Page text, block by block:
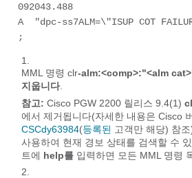
092043.488
A  "dpc-ss7ALM=\"ISUP COT
;
MML 명령 clr-alm:<comp>:"<alm
지웁니다.
참고: Cisco PGW 2200 릴리스 9.4(1)
에서 제거됩니다(자세한 내용은 Cisco
CSCdy63984(등록된 고객만 해당) 참
사용하여 현재 경보 상태를 검색할 수
트에 help를 입력하면 모든 MML 명령